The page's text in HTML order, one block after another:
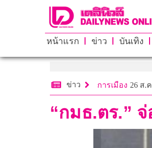
หน้าแรก ข่าว บันเทิง
ข่าว การเมือง 26 ส.
“กมธ.ตร.”